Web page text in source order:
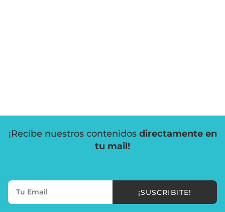
¡Recibe nuestros contenidos directamente en
tu mail!
¡SUSCRIBITE!